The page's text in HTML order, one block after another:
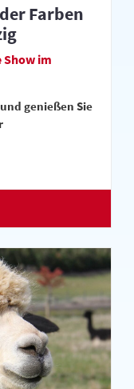
Farben
Show im
genießen Sie